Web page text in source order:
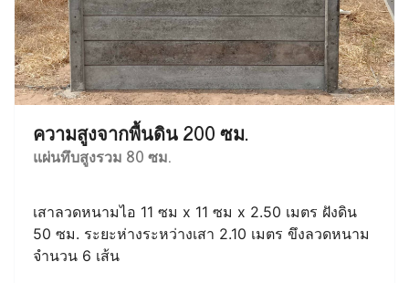
ความสูงจากพื้นดิน 200 ซม.
แผ่นทึบสูงรวม 80 ซม.
เสาลวดหนามไอ 11 ซม x 11 ซม x 2.50 เมตร ฝังดิน
50 ซม. ระยะห่างระหว่างเสา 2.10 เมตร ขึงลวดหนาม
จำนวน 6 เส้น